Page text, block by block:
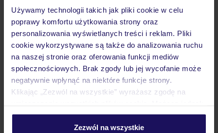
Używamy technologii takich jak pliki cookie w celu
poprawy komfortu użytkowania strony oraz
personalizowania wyświetlanych treści i reklam. Pliki
cookie wykorzystywane są także do analizowania ruchu
na naszej stronie oraz oferowania funkcji mediów
społecznościowych. Brak zgody lub jej wycofanie może
negatywnie wpłynąć na niektóre funkcje strony.
Klikając „Zezwól na wszystkie” wyrażasz zgodę na
personalizować swój wybór wchodząc w zakładkę
Zezwól na wszystkie
Opinie
Pokoje
Wyżywienie
Atrakcje